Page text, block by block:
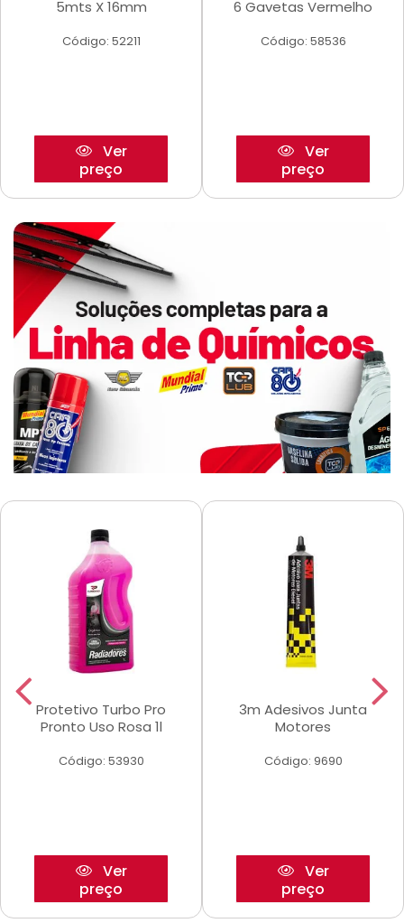
5mts X 16mm
Código: 52211
Ver
preço
6 Gavetas Vermelho
Código: 58536
Ver
preço
Protetivo Turbo Pro
Pronto Uso Rosa 1l
Código: 53930
Ver
preço
3m Adesivos Junta
Motores
Código: 9690
Ver
preço